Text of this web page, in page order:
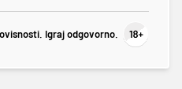
Igraj odgovorno.